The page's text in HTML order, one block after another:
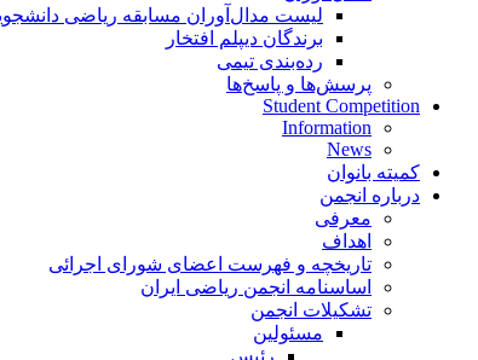
لیست مدال‌آوران مسابقه ریاضی
برندگان دیپلم افتخار
رده‌بندی تیمی
پرسش‌ها و پاسخ‌ها
Student Competition
Information
News
کمیته بانوان
درباره انجمن
معرفی
اهداف
تاریخچه و فهرست اعضای شورای اجرائی
اساسنامه انجمن ریاضی ایران
تشکیلات انجمن
مسئولین
رئیس